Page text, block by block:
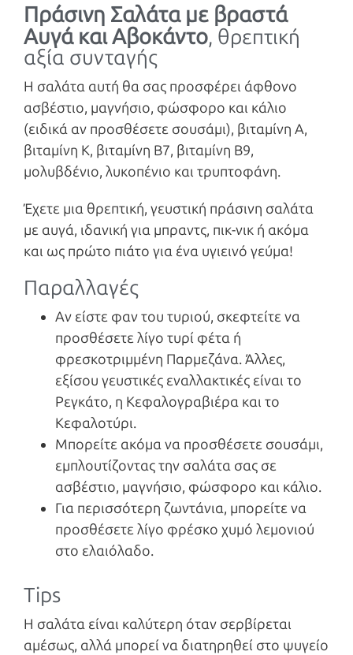
Πράσινη Σαλάτα με βραστά
Αυγά και Αβοκάντο, θρεπτική
αξία συνταγής
Η σαλάτα αυτή θα σας προσφέρει άφθονο
ασβέστιο, μαγνήσιο, φώσφορο και κάλιο
(ειδικά αν προσθέσετε σουσάμι), βιταμίνη Α,
βιταμίνη Κ, βιταμίνη Β7, βιταμίνη Β9,
μολυβδένιο, λυκοπένιο και τρυπτοφάνη.
Έχετε μια θρεπτική, γευστική πράσινη σαλάτα
με αυγά, ιδανική για μπραντς, πικ-νικ ή ακόμα
και ως πρώτο πιάτο για ένα υγιεινό γεύμα!
Παραλλαγές
Αν είστε φαν του τυριού, σκεφτείτε να
προσθέσετε λίγο τυρί φέτα ή
φρεσκοτριμμένη Παρμεζάνα. Άλλες,
εξίσου γευστικές εναλλακτικές είναι το
Ρεγκάτο, η Κεφαλογραβιέρα και το
Κεφαλοτύρι.
Μπορείτε ακόμα να προσθέσετε σουσάμι,
εμπλουτίζοντας την σαλάτα σας σε
ασβέστιο, μαγνήσιο, φώσφορο και κάλιο.
Για περισσότερη ζωντάνια, μπορείτε να
προσθέσετε λίγο φρέσκο χυμό λεμονιού
στο ελαιόλαδο.
Tips
Η σαλάτα είναι καλύτερη όταν σερβίρεται
αμέσως, αλλά μπορεί να διατηρηθεί στο ψυγείο